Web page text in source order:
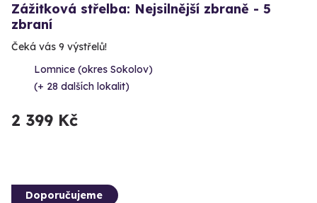
Zážitková střelba: Nejsilnější zbraně - 5
zbraní
Čeká vás 9 výstřelů!
Lomnice (okres Sokolov)
(+ 28 dalších lokalit)
2 399 Kč
Doporučujeme